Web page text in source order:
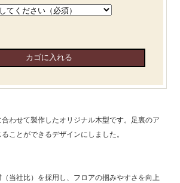
わせて製作したオリジナル木型です。足裏のア
ことができるデザインにしました。
当社比）を採用し、フロアの掴みやすさを向上